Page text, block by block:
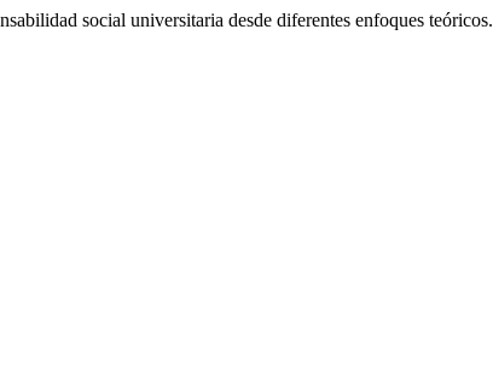
social universitaria desde diferentes enfoques teóricos.